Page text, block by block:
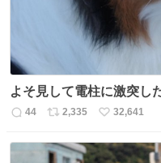
よそ見して電柱に激突し
返
数
44
リ
ス
2,335
い
ね
32,641